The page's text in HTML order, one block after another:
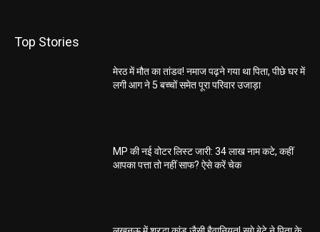
Top Stories
मेरठ में मौत का तांडव! नमाज पढ़ने गया था पिता, पीछे घर में
लगी आग ने 5 बच्चों समेत पूरा परिवार उजाड़ा
MP की नई वोटर लिस्ट जारी: 34 लाख नाम कटे, कहीं
आपका पत्ता तो नहीं साफ? ऐसे करें चेक